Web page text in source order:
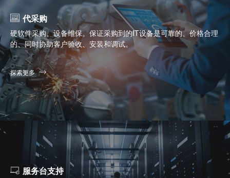
代采购
硬软件采购、设备维保。保证采购到的IT设备是可靠的、价格合理
的、同时协助客户验收、安装和调试。
探索更多
服务台支持